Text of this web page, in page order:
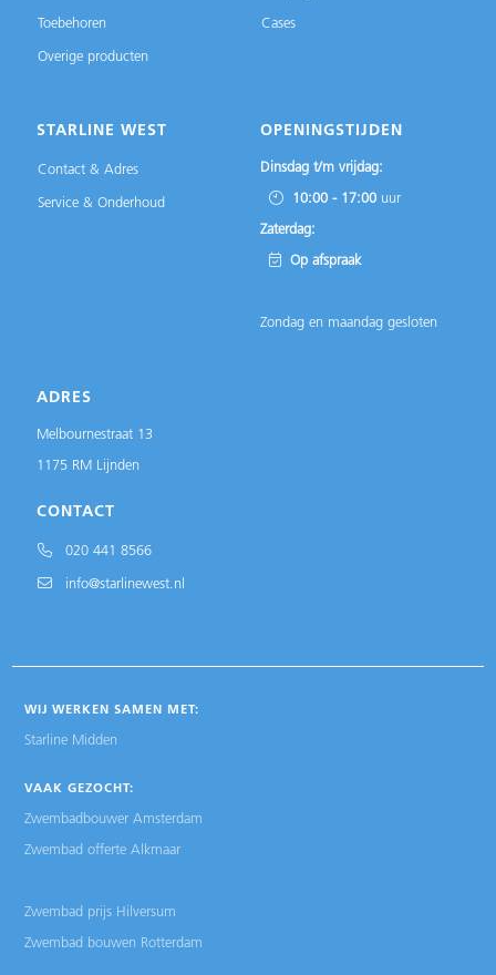
Toebehoren
Overige producten
Cases
STARLINE WEST
Contact & Adres
Service & Onderhoud
OPENINGSTIJDEN
Dinsdag t/m vrijdag:
10:00 - 17:00uur
Zaterdag:
Op afspraak
Zondag en maandag gesloten
ADRES
Melbournestraat 13
1175 RM Lijnden
CONTACT
020 441 8566
info@starlinewest.nl
WIJ WERKEN SAMEN MET:
Starline Midden
VAAK GEZOCHT:
Zwembadbouwer Amsterdam
Zwembad offerte Alkmaar
Zwembad prijs Hilversum
Zwembad bouwen Rotterdam